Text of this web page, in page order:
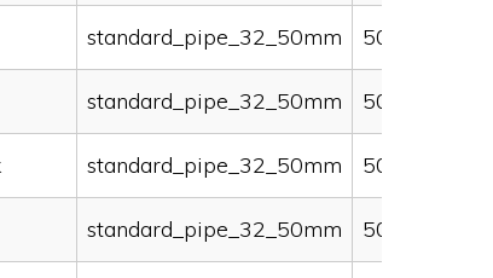
standard_pipe_32_50mm 50000
standard_pipe_32_50mm 50000
standard_pipe_32_50mm 50000
standard_pipe_32_50mm 50000